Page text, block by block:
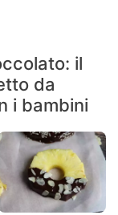
il
da
i bambini